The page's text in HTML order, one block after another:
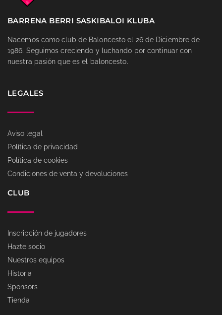
BARRENA BERRI SASKIBALOI KLUBA
Nacemos como club de Baloncesto el 26 de Diciembre de
1986. Seguimos creciendo y luchando por continuar con
nuestra pasión que es el baloncesto.
LEGALES
Aviso legal
Política de privacidad
Política de cookies
Condiciones de venta y devoluciones
CLUB
Inscripción de jugadores
Hazte socio
Nuestros equipos
Historia
Sponsors
Tienda